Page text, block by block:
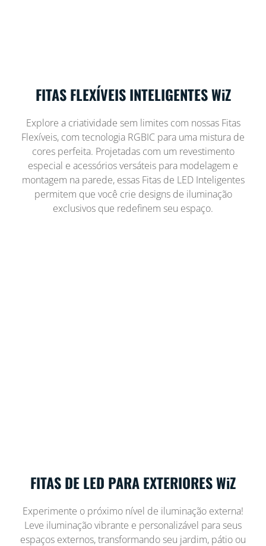
FITAS FLEXÍVEIS INTELIGENTES WiZ
Explore a criatividade sem limites com nossas Fitas
Flexíveis, com tecnologia RGBIC para uma mistura de
cores perfeita. Projetadas com um revestimento
especial e acessórios versáteis para modelagem e
montagem na parede, essas Fitas de LED Inteligentes
permitem que você crie designs de iluminação
exclusivos que redefinem seu espaço.
FITAS DE LED PARA EXTERIORES WiZ
Experimente o próximo nível de iluminação externa!
Leve iluminação vibrante e personalizável para seus
espaços externos, transformando seu jardim, pátio ou